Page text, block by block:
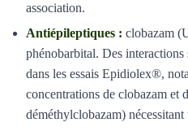
association.
Antiépileptiques : clobazam
phénobarbital. Des
dans les essais Epidiolex®,
concentrations de clobazam et
déméthylclobazam)